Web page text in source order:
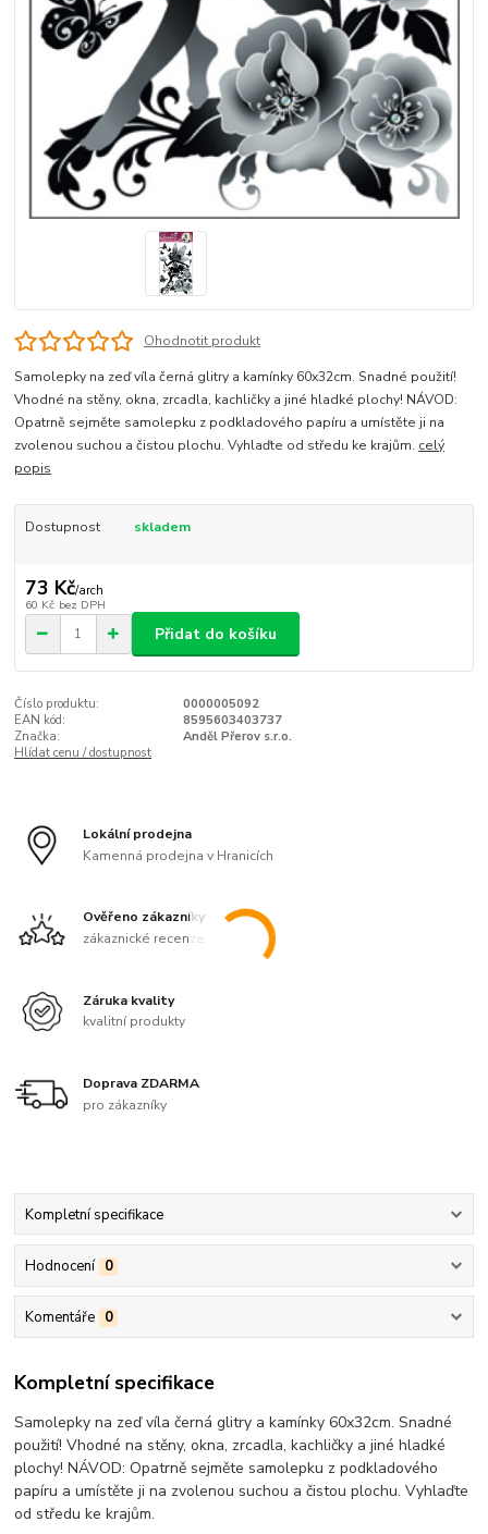
Ohodnotit produkt
Samolepky na zeď víla černá glitry a kamínky 60x32cm. Snadné použití!
Vhodné na stěny, okna, zrcadla, kachličky a jiné hladké plochy! NÁVOD:
Opatrně sejměte samolepku z podkladového papíru a umístěte ji na
zvolenou suchou a čistou plochu. Vyhlaďte od středu ke krajům. celý
popis
Dostupnost skladem
73 Kč/arch
60 Kč bez DPH
Přidat do košíku
Číslo produktu:
0000005092
EAN kód:
8595603403737
Značka:
Anděl Přerov s.r.o.
Hlídat cenu / dostupnost
Lokální prodejna
Kamenná prodejna v Hranicích
Ověřeno zákazníky
zákaznické recenze
Záruka kvality
kvalitní produkty
Doprava ZDARMA
pro zákazníky
Kompletní specifikace
Hodnocení 0
Komentáře 0
Kompletní specifikace
Samolepky na zeď víla černá glitry a kamínky 60x32cm. Snadné
použití! Vhodné na stěny, okna, zrcadla, kachličky a jiné hladké
plochy! NÁVOD: Opatrně sejměte samolepku z podkladového
papíru a umístěte ji na zvolenou suchou a čistou plochu. Vyhlaďte
od středu ke krajům.